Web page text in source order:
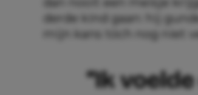
derde kind gaan: hij
mijn kans tóch nog niet
“Ik